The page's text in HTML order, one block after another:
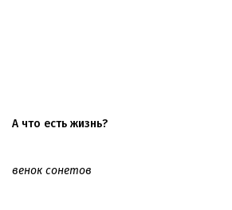
А что есть жизнь?
венок сонетов